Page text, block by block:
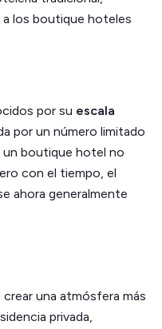
los boutique hoteles
por su escala
por un número limitado
un boutique hotel no
con el tiempo, el
ahora generalmente
una atmósfera más
privada,